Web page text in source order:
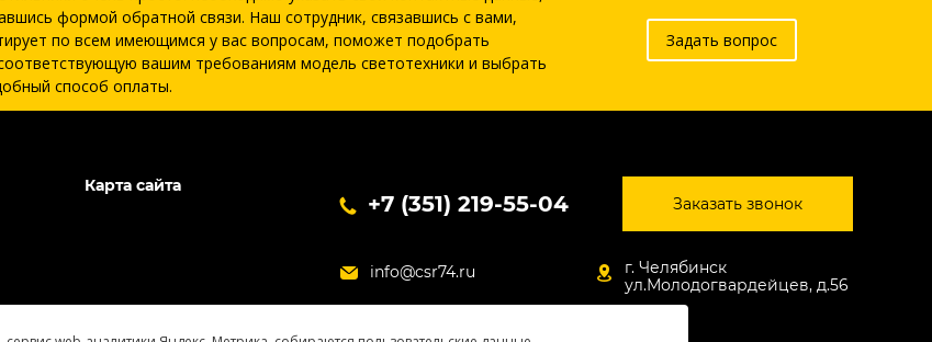
формой обратной связи. Наш сотрудник, связавшись с вами,
по всем имеющимся у вас вопросам, поможет подобрать
вашим требованиям модель светотехники и выбрать
способ оплаты.
Задать вопрос
Карта сайта
+7 (351) 219-55-04 Заказать звонок
info@csr74.ru
г. Челябинск
ул.Молодогвардейцев, д.56